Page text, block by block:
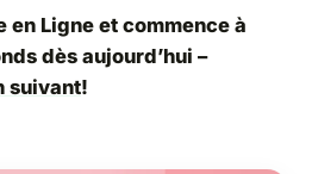
en Ligne et commence à
dès aujourd’hui –
suivant!